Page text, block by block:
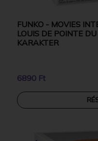
FUNKO - MOVIES
LOUIS DE POINTE
KARAKTER
6890 Ft